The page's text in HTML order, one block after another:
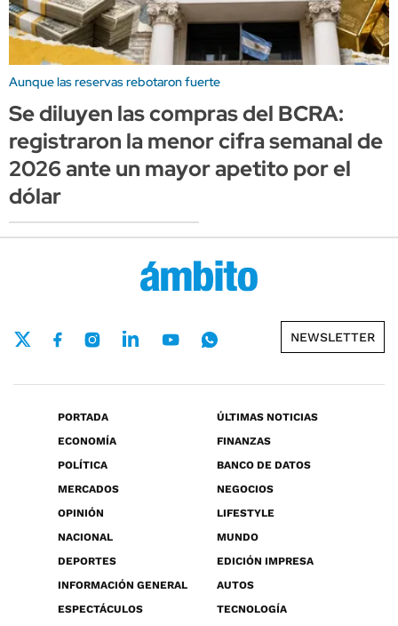
Aunque las reservas rebotaron fuerte
Se diluyen las compras del BCRA:
registraron la menor cifra semanal de
2026 ante un mayor apetito por el
dólar
NEWSLETTER
PORTADA
ÚLTIMAS NOTICIAS
ECONOMÍA
FINANZAS
POLÍTICA
BANCO DE DATOS
MERCADOS
NEGOCIOS
OPINIÓN
LIFESTYLE
NACIONAL
MUNDO
DEPORTES
EDICIÓN IMPRESA
INFORMACIÓN GENERAL
AUTOS
ESPECTÁCULOS
TECNOLOGÍA